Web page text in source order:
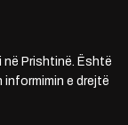
në Prishtinë. Është
informimin e drejtë